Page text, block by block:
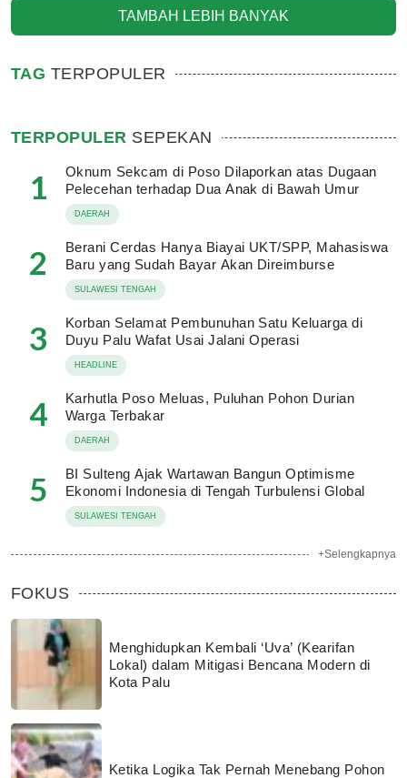
TAMBAH LEBIH BANYAK
TAG TERPOPULER
TERPOPULER SEPEKAN
1
Oknum Sekcam di Poso Dilaporkan atas Dugaan
Pelecehan terhadap Dua Anak di Bawah Umur
DAERAH
2
Berani Cerdas Hanya Biayai UKT/SPP, Mahasiswa
Baru yang Sudah Bayar Akan Direimburse
SULAWESI TENGAH
3
Korban Selamat Pembunuhan Satu Keluarga di
Duyu Palu Wafat Usai Jalani Operasi
HEADLINE
4
Karhutla Poso Meluas, Puluhan Pohon Durian
Warga Terbakar
DAERAH
5
BI Sulteng Ajak Wartawan Bangun Optimisme
Ekonomi Indonesia di Tengah Turbulensi Global
SULAWESI TENGAH
+Selengkapnya
FOKUS
Menghidupkan Kembali ‘Uva’ (Kearifan
Lokal) dalam Mitigasi Bencana Modern di
Kota Palu
Ketika Logika Tak Pernah Menebang Pohon